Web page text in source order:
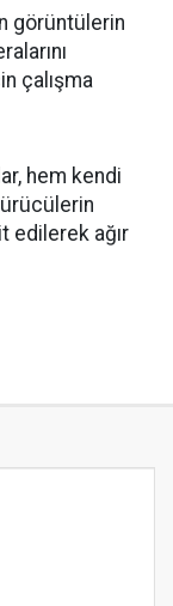
görüntülerin
çalışma
hem kendi
edilerek ağır